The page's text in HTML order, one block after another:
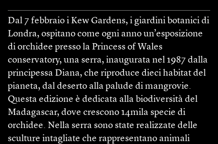
Dal 7 febbraio i Kew Gardens, i giardini botanici di
Londra, ospitano come ogni anno un’esposizione
di orchidee presso la Princess of Wales
conservatory, una serra, inaugurata nel 1987 dalla
principessa Diana, che riproduce dieci habitat del
pianeta, dal deserto alla palude di mangrovie.
Questa edizione è dedicata alla biodiversità del
Madagascar, dove crescono 14mila specie di
orchidee. Nella serra sono state realizzate delle
sculture intagliate che rappresentano animali